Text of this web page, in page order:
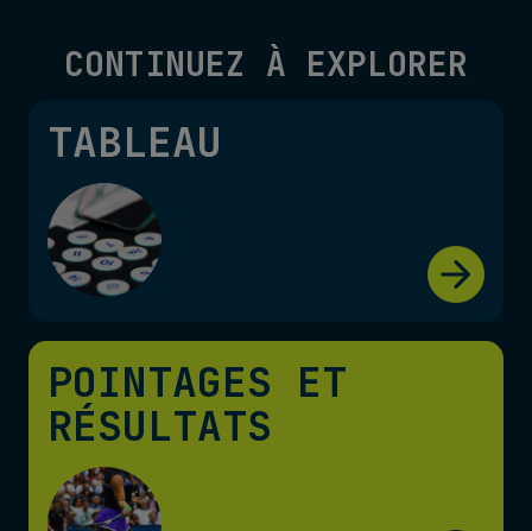
CONTINUEZ À EXPLORER
TABLEAU
POINTAGES ET
RÉSULTATS